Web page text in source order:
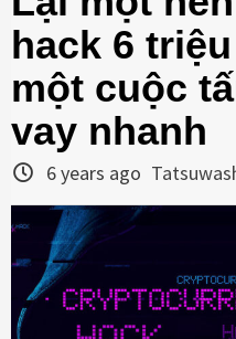
hack 6
một cuộc
vay nhanh
6 years ago